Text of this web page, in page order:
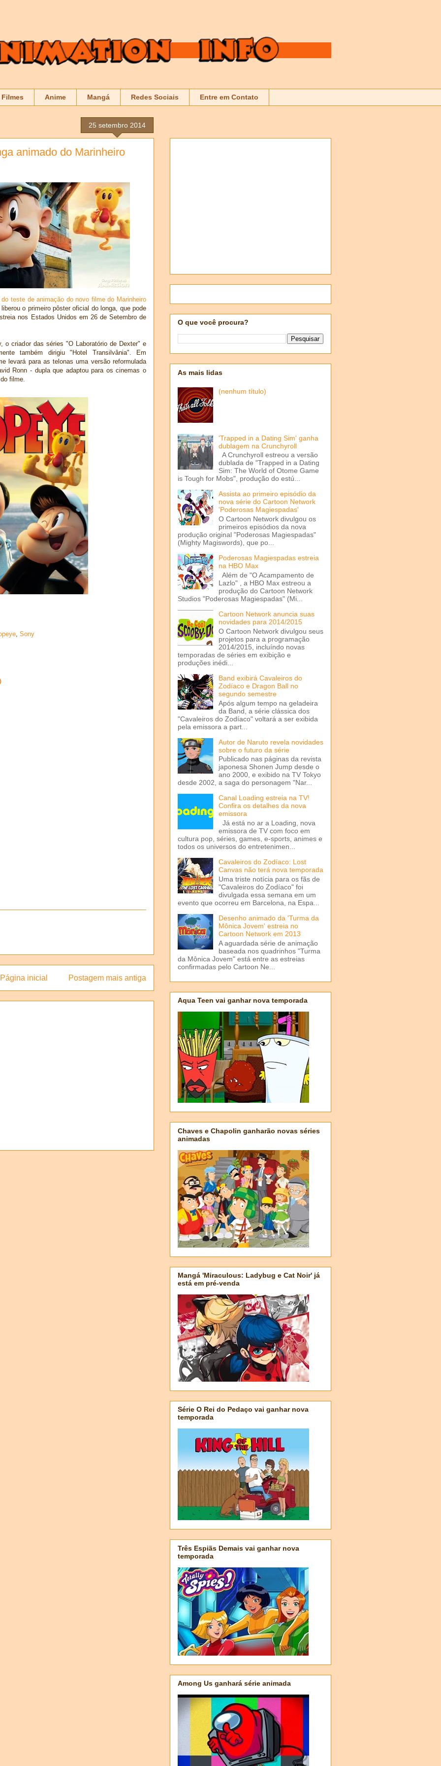
Filmes Anime Mangá Redes Sociais Entre em Contato
25 setembro 2014
animado do Marinheiro
teste de animação do novo filme do Marinheiro
o primeiro pôster oficial do longa, que pode
nos Estados Unidos em 26 de Setembro de
o criador das séries "O Laboratório de Dexter" e
também dirigiu "Hotel Transilvânia". Em
levará para as telonas uma versão reformulada
Ronn - dupla que adaptou para os cinemas o
filme.
, Sony
Postagem mais antiga
Página inicial
O que você procura?
As mais lidas
(nenhum título)
'Trapped in a Dating Sim' ganha
dublagem na Crunchyroll
A Crunchyroll estreou a versão
dublada de "Trapped in a Dating
Sim: The World of Otome Game
is Tough for Mobs", produção do estú...
Assista ao primeiro episódio da
nova série do Cartoon Network
'Poderosas Magiespadas'
O Cartoon Network divulgou os
primeiros episódios da nova
produção original "Poderosas Magiespadas"
(Mighty Magiswords), que po...
Poderosas Magiespadas estreia
na HBO Max
Além de "O Acampamento de
Lazlo" , a HBO Max estreou a
produção do Cartoon Network
Studios "Poderosas Magiespadas" (Mi...
Cartoon Network anuncia suas
novidades para 2014/2015
O Cartoon Network divulgou seus
projetos para a programação
2014/2015, incluíndo novas
temporadas de séries em exibição e
produções inédi...
Band exibirá Cavaleiros do
Zodíaco e Dragon Ball no
segundo semestre
Após algum tempo na geladeira
da Band, a série clássica dos
"Cavaleiros do Zodíaco" voltará a ser exibida
pela emissora a part...
Autor de Naruto revela novidades
sobre o futuro da série
Publicado nas páginas da revista
japonesa Shonen Jump desde o
ano 2000, e exibido na TV Tokyo
desde 2002, a saga do personagem "Nar...
Canal Loading estreia na TV!
Confira os detalhes da nova
emissora
Já está no ar a Loading, nova
emissora de TV com foco em
cultura pop, séries, games, e-sports, animes e
todos os universos do entretenimen...
Cavaleiros do Zodíaco: Lost
Canvas não terá nova temporada
Uma triste notícia para os fãs de
"Cavaleiros do Zodíaco" foi
divulgada essa semana em um
evento que ocorreu em Barcelona, na Espa...
Desenho animado da 'Turma da
Mônica Jovem' estreia no
Cartoon Network em 2013
A aguardada série de animação
baseada nos quadrinhos "Turma
da Mônica Jovem" está entre as estreias
confirmadas pelo Cartoon Ne...
Aqua Teen vai ganhar nova temporada
Chaves e Chapolin ganharão novas séries
animadas
Mangá 'Miraculous: Ladybug e Cat Noir' já
está em pré-venda
Série O Rei do Pedaço vai ganhar nova
temporada
Três Espiãs Demais vai ganhar nova
temporada
Among Us ganhará série animada